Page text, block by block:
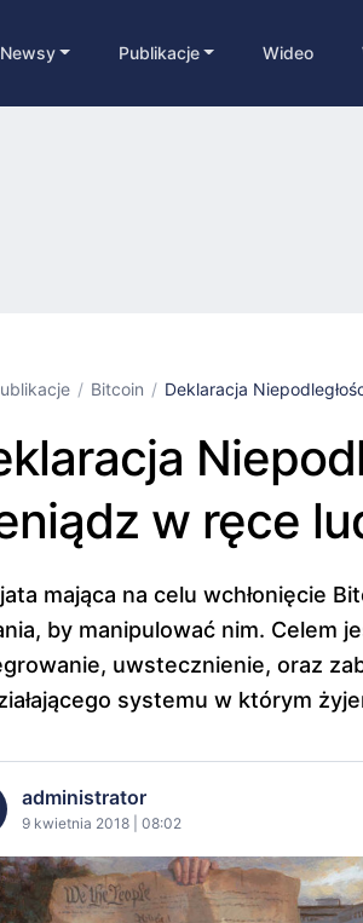
Newsy Publikacje Wideo
Bitcoin Deklaracja
w ręce
mająca na celu wchłonięcie
by manipulować nim. Celem
uwstecznienie, oraz
systemu w którym
administrator
9 kwietnia 2018 | 08:02